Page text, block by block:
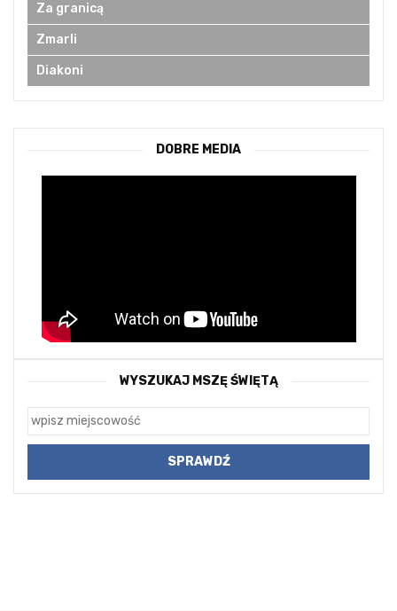
Za granicą
Zmarli
Diakoni
DOBRE MEDIA
WYSZUKAJ MSZĘ ŚWIĘTĄ